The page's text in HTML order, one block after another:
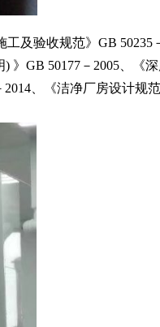
及验收规范》GB
GB 50177－2005、《
、《洁净厂房设计规